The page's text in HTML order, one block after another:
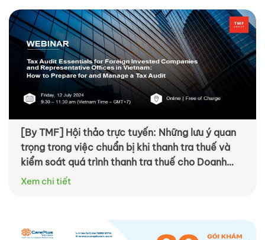
[By TMF] Hội thảo trực tuyến: Những lưu ý quan
trọng trong việc chuẩn bị khi thanh tra thuế và
kiểm soát quá trình thanh tra thuế cho Doanh
nghiệp Nước Ngoài và Văn phòng Đại diện tại
Xem chi tiết